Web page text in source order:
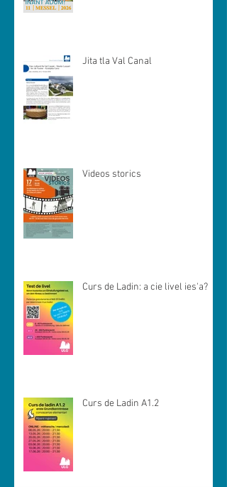
Jita tla Val Canal
Videos storics
Curs de Ladin: a cie livel ies'a?
Curs de Ladin A1.2